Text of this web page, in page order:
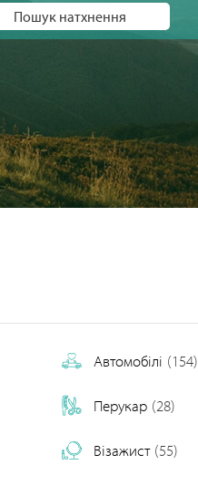
Пошук натхнення
Автомобілі (154)
Перукар (28)
Візажист (55)